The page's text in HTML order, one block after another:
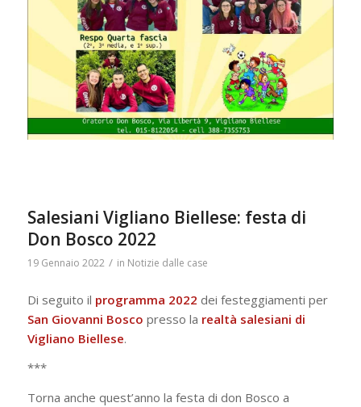
Salesiani Vigliano Biellese: festa di
Don Bosco 2022
19 Gennaio 2022 / in Notizie dalle case
Di seguito il programma 2022 dei festeggiamenti per
San Giovanni Bosco presso la realtà salesiani di
Vigliano Biellese.
***
Torna anche quest’anno la festa di don Bosco a